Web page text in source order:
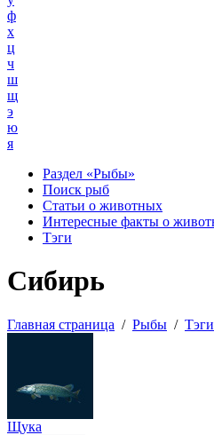
ф
х
ц
ч
ш
щ
э
ю
я
Раздел «Рыбы»
Поиск рыб
Статьи о животных
Интересные факты о
Тэги
Сибирь
Главная страница / Рыбы / Тэги
Щука